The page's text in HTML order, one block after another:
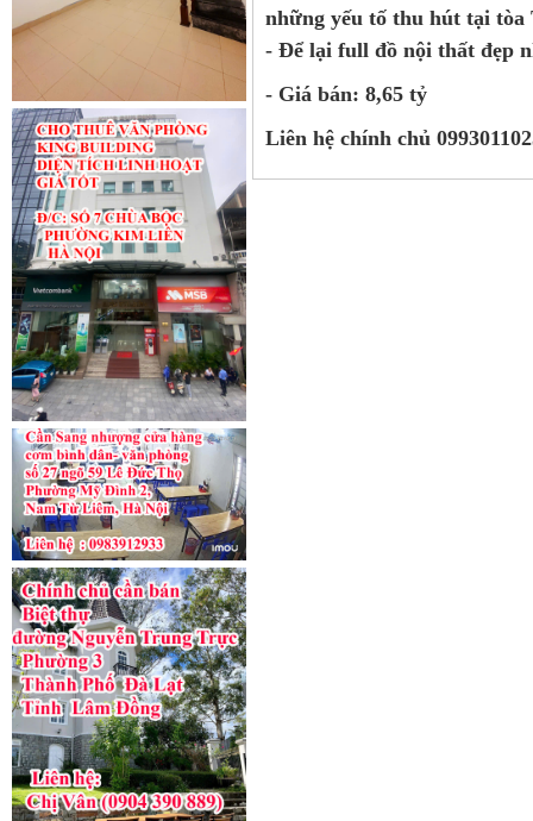
những yếu tố thu hút tại tòa
- Để lại full đồ nội thất đẹp
- Giá bán: 8,65 tỷ
Liên hệ chính chủ